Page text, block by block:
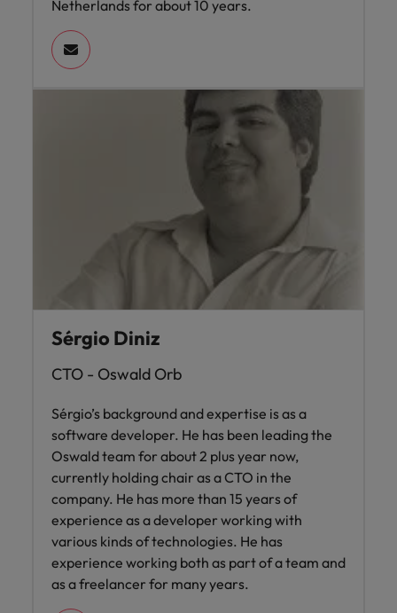
Netherlands for about 10 years.
Sérgio Diniz
CTO - Oswald Orb
Sérgio’s background and expertise is as a
software developer. He has been leading the
Oswald team for about 2 plus year now,
currently holding chair as a CTO in the
company. He has more than 15 years of
experience as a developer working with
various kinds of technologies. He has
experience working both as part of a team and
as a freelancer for many years.